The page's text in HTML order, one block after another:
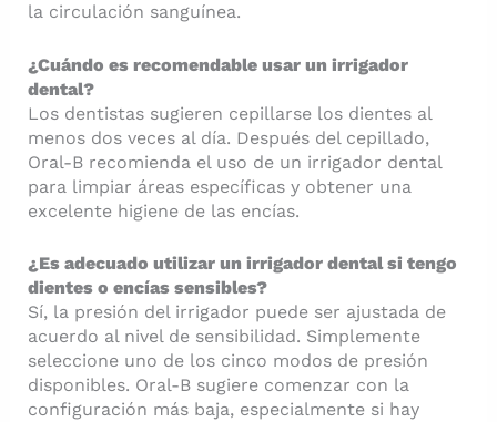
la circulación sanguínea.
¿Cuándo es recomendable usar un irrigador
dental?
Los dentistas sugieren cepillarse los dientes al
menos dos veces al día. Después del cepillado,
Oral-B recomienda el uso de un irrigador dental
para limpiar áreas específicas y obtener una
excelente higiene de las encías.
¿Es adecuado utilizar un irrigador dental si tengo
dientes o encías sensibles?
Sí, la presión del irrigador puede ser ajustada de
acuerdo al nivel de sensibilidad. Simplemente
seleccione uno de los cinco modos de presión
disponibles. Oral-B sugiere comenzar con la
configuración más baja, especialmente si hay